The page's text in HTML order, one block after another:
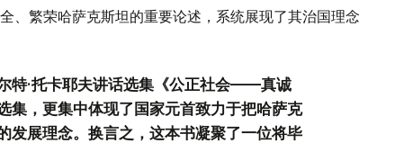
、繁荣哈萨克斯坦的重要论述，系统展现了其治国理念
特·托卡耶夫讲话选集《公正社会——真诚
集，更集中体现了国家元首致力于把哈萨克
发展理念。换言之，这本书凝聚了一位将毕